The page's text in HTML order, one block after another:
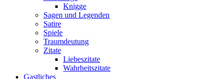
Knigge
Sagen und Legenden
Satire
Spiele
Traumdeutung
Zitate
Liebeszitate
Wahrheitszitate
Gastliches